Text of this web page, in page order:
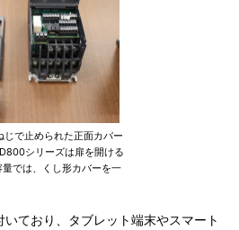
で止められた正面カバー
シリーズは扉を開ける
では、くし形カバーを一
ており、タブレット端末やスマート